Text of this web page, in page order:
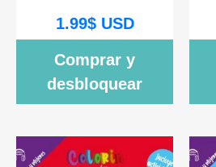
1.99$USD
Comprar y
desbloquear